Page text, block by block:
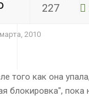
227
2010
того как она
блокировка", пока